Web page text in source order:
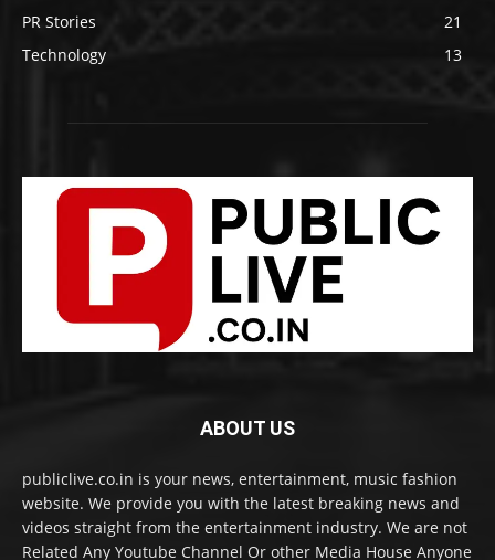
PR Stories
21
Technology
13
ABOUT US
publiclive.co.in is your news, entertainment, music fashion
website. We provide you with the latest breaking news and
videos straight from the entertainment industry. We are not
Related Any Youtube Channel Or other Media House Anyone